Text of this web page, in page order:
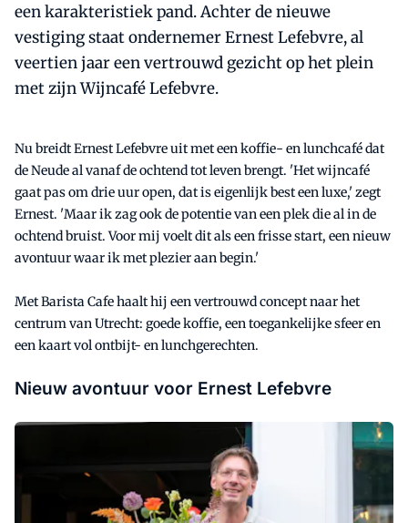
een karakteristiek pand. Achter de nieuwe
vestiging staat ondernemer Ernest Lefebvre, al
veertien jaar een vertrouwd gezicht op het plein
met zijn Wijncafé Lefebvre.
Nu breidt Ernest Lefebvre uit met een koffie- en lunchcafé dat
de Neude al vanaf de ochtend tot leven brengt. 'Het wijncafé
gaat pas om drie uur open, dat is eigenlijk best een luxe,' zegt
Ernest. 'Maar ik zag ook de potentie van een plek die al in de
ochtend bruist. Voor mij voelt dit als een frisse start, een nieuw
avontuur waar ik met plezier aan begin.'
Met Barista Cafe haalt hij een vertrouwd concept naar het
centrum van Utrecht: goede koffie, een toegankelijke sfeer en
een kaart vol ontbijt- en lunchgerechten.
Nieuw avontuur voor Ernest Lefebvre